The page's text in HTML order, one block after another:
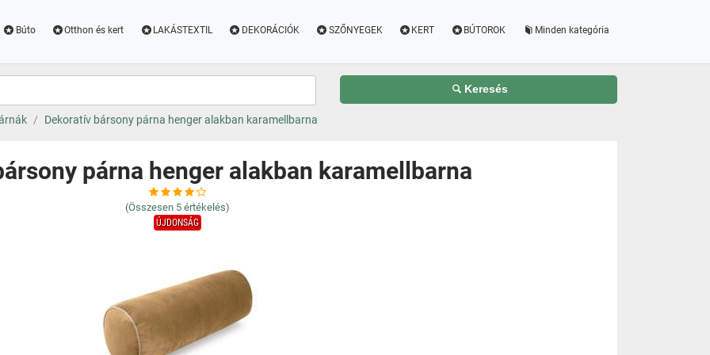
Búto Otthon és kert LAKÁSTEXTIL DEKORÁCIÓK SZŐNYEGEK KERT BÚTOROK Minden kategória
Keresés
Dekoratív bársony párna henger alakban karamellbarna
párna henger alakban karamellbarna
(Összesen 5 értékelés)
ÚJDONSÁG